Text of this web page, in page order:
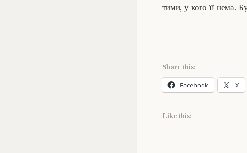
тими, у кого її нема.
Share this:
Facebook X
Like this: